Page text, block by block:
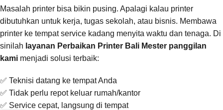
Masalah printer bisa bikin pusing. Apalagi kalau printer
dibutuhkan untuk kerja, tugas sekolah, atau bisnis. Membawa
printer ke tempat service kadang menyita waktu dan tenaga. Di
sinilah layanan Perbaikan Printer Bali Mester panggilan
kami menjadi solusi terbaik:
✅ Teknisi datang ke tempat Anda
✅ Tidak perlu repot keluar rumah/kantor
✅ Service cepat, langsung di tempat